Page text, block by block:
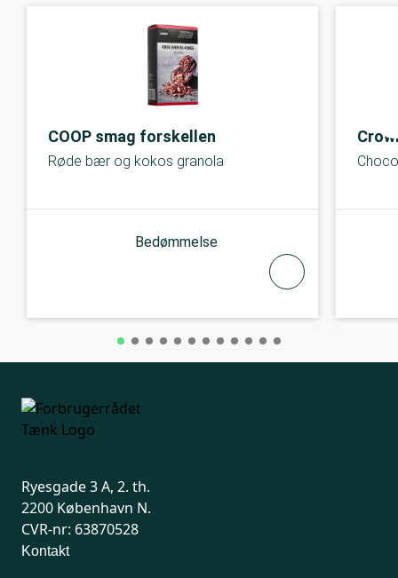
COOP smag forskellen
Røde bær og kokos granola
Bedømmelse
Ryesgade 3 A, 2. th.
2200 København N.
CVR-nr: 63870528
Kontakt